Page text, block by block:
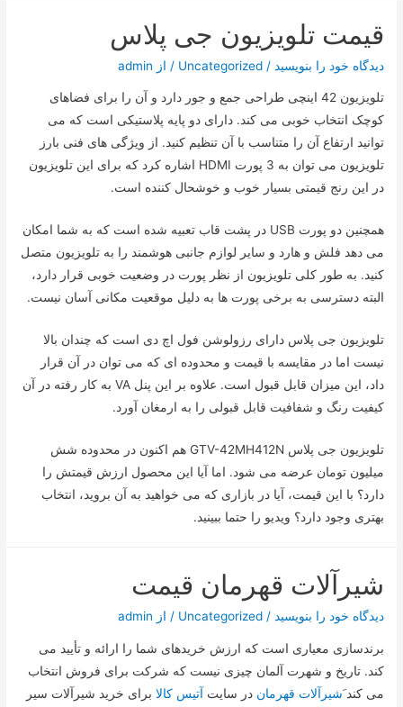
قیمت تلویزیون جی پلاس
دیدگاه‌ خود را بنویسید /
Uncategorized / از admin
تلویزیون 42 اینچی طراحی جمع و جور دارد و آن را برای فضاهای
کوچک انتخاب خوبی می کند. دارای دو پایه پلاستیکی است که می
توانید ارتفاع آن را متناسب با آن تنظیم کنید. از ویژگی های فنی بارز
تلویزیون می توان به 3 پورت HDMI اشاره کرد که برای این تلویزیون
در این رنج قیمتی بسیار خوب و خوشحال کننده است.
همچنین دو پورت USB در پشت قاب تعبیه شده است که به شما امکان
می دهد فلش و هارد و سایر لوازم جانبی هوشمند را به تلویزیون متصل
کنید. به طور کلی تلویزیون از نظر پورت در وضعیت خوبی قرار دارد،
البته دسترسی به برخی پورت ها به دلیل موقعیت مکانی آسان نیست.
تلویزیون جی پلاس دارای رزولوشن فول اچ دی است که چندان بالا
نیست اما در مقایسه با قیمت و محدوده ای که می توان در آن قرار
داد، این میزان قابل قبول است. علاوه بر این پنل VA به کار رفته در آن
کیفیت رنگ و شفافیت قابل قبولی را به ارمغان آورد.
تلویزیون جی پلاس GTV-42MH412N هم اکنون در محدوده شش
میلیون تومان عرضه می شود. اما آیا این محصول ارزش قیمتش را
دارد؟ با این قیمت، آیا در بازاری که می خواهید به آن بروید، انتخاب
بهتری وجود دارد؟ ویدیو را حتما ببینید.
شیرآلات قهرمان قیمت
دیدگاه‌ خود را بنویسید /
Uncategorized / از admin
برندسازی معیاری است که ارزش خریدهای شما را ارائه و تأیید می
کند. تاریخ و شهرت آلمان چیزی نیست که شرکت برای فروش انتخاب
می کند َشیرآلات قهرمان در سایت آتیس کالا برای خرید شیرآلات سیر